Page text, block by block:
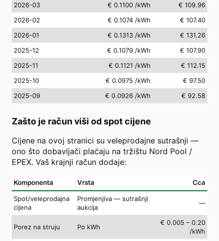
2026-03
€ 0.1100 /kWh
€ 109.96
2026-02
€ 0.1074 /kWh
€ 107.40
2026-01
€ 0.1313 /kWh
€ 131.26
2025-12
€ 0.1079 /kWh
€ 107.90
2025-11
€ 0.1121 /kWh
€ 112.15
2025-10
€ 0.0975 /kWh
€ 97.50
2025-09
€ 0.0926 /kWh € 92.58
Zašto je račun viši od spot cijene
Cijene na ovoj stranici su veleprodajne sutrašnji —
ono što dobavljači plaćaju na tržištu Nord Pool /
EPEX. Vaš krajnji račun dodaje:
Komponenta Vrsta Cca
Spot/veleprodajna
cijena
Promjenjiva — sutrašnji
aukcija
—
Porez na struju Po kWh
€ 0.005 – 0.20
/kWh